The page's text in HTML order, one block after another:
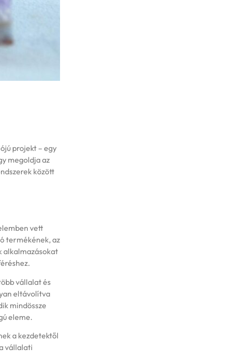
projekt – egy
megoldja az
között
vett
termékének, az
alkalmazásokat
vállalat és
eltávolítva
mindössze
eleme.
a kezdetektől
vállalati